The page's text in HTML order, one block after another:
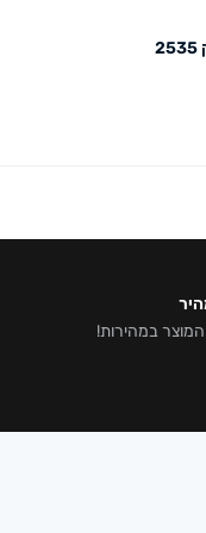
במהירות!